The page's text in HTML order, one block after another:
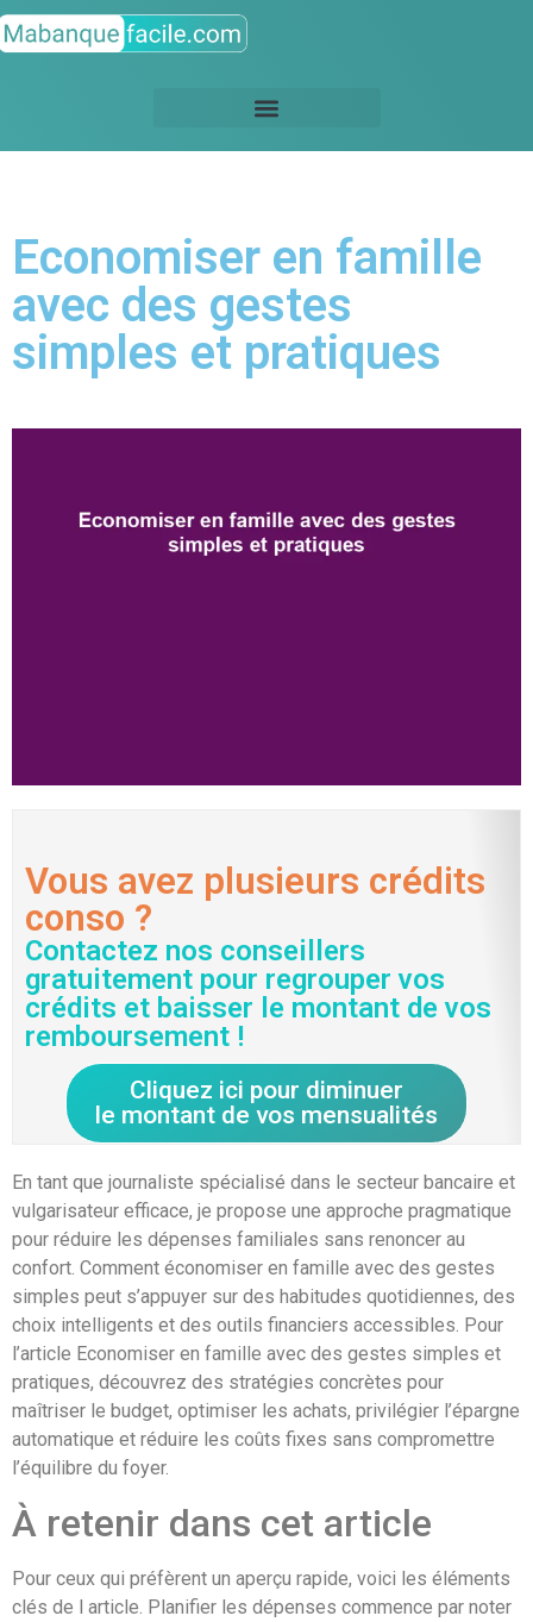
Economiser en famille
avec des gestes
simples et pratiques
Vous avez plusieurs crédits
conso ?
Contactez nos conseillers
gratuitement pour regrouper vos
crédits et baisser le montant de vos
remboursement !
Cliquez ici pour diminuer
le montant de vos mensualités
En tant que journaliste spécialisé dans le secteur bancaire et
vulgarisateur efficace, je propose une approche pragmatique
pour réduire les dépenses familiales sans renoncer au
confort. Comment économiser en famille avec des gestes
simples peut s’appuyer sur des habitudes quotidiennes, des
choix intelligents et des outils financiers accessibles. Pour
l’article Economiser en famille avec des gestes simples et
pratiques, découvrez des stratégies concrètes pour
maîtriser le budget, optimiser les achats, privilégier l’épargne
automatique et réduire les coûts fixes sans compromettre
l’équilibre du foyer.
À retenir dans cet article
Pour ceux qui préfèrent un aperçu rapide, voici les éléments
clés de l article. Planifier les dépenses commence par noter